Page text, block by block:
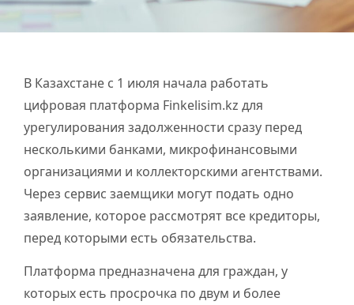
В Казахстане с 1 июля начала работать
цифровая платформа Finkelisim.kz для
урегулирования задолженности сразу перед
несколькими банками, микрофинансовыми
организациями и коллекторскими агентствами.
Через сервис заемщики могут подать одно
заявление, которое рассмотрят все кредиторы,
перед которыми есть обязательства.
Платформа предназначена для граждан, у
которых есть просрочка по двум и более